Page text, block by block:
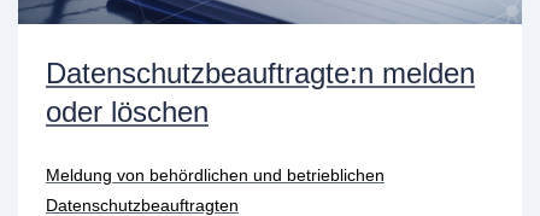
Datenschutzbeauftragte:n melden
oder löschen
Meldung von behördlichen und betrieblichen
Datenschutzbeauftragten